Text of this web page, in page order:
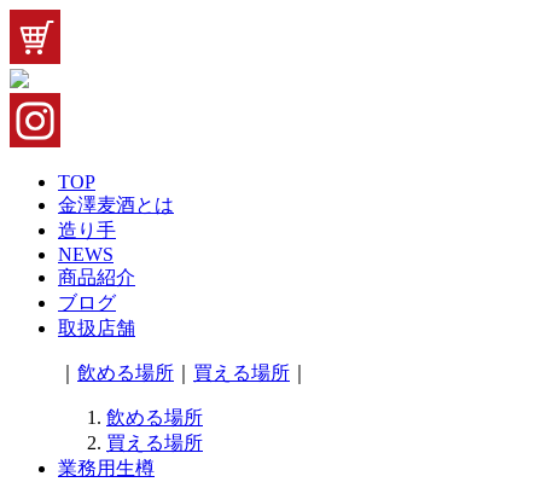
TOP
金澤麦酒とは
造り手
NEWS
商品紹介
ブログ
取扱店舗
飲める場所 買える場所
飲める場所
買える場所
業務用生樽